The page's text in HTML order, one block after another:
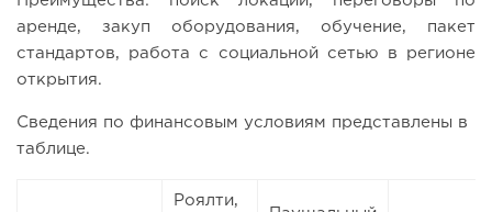
аренде, закуп оборудования, обучение, пакет
стандартов, работа с социальной сетью в регионе
открытия.
Сведения по финансовым условиям представлены в
таблице.
Роялти,